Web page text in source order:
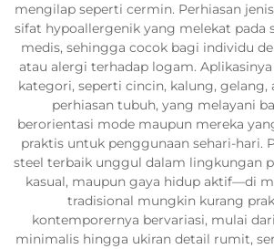
mengilap seperti cermin. Perhiasan
sifat hypoallergenik yang melekat pada
medis, sehingga cocok bagi individu
atau alergi terhadap logam.
kategori, seperti cincin, kalung,
perhiasan tubuh, yang melayani
berorientasi mode maupun mereka
praktis untuk penggunaan sehari-hari.
steel terbaik unggul dalam lingkungan
kasual, maupun gaya hidup aktif—di
tradisional mungkin kurang
kontemporernya bervariasi, mulai
minimalis hingga ukiran detail rumit,